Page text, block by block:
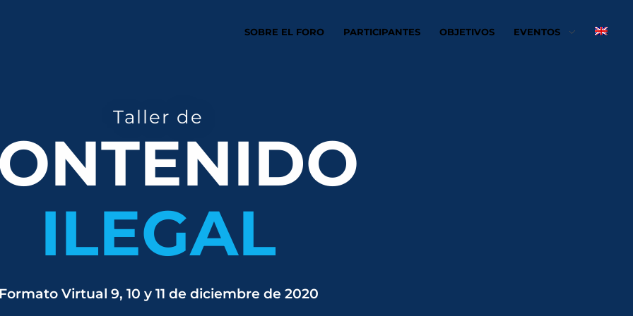
SOBRE EL FORO PARTICIPANTES OBJETIVOS EVENTOS
Taller de
ILEGAL
Formato Virtual 9, 10 y 11 de diciembre de 2020